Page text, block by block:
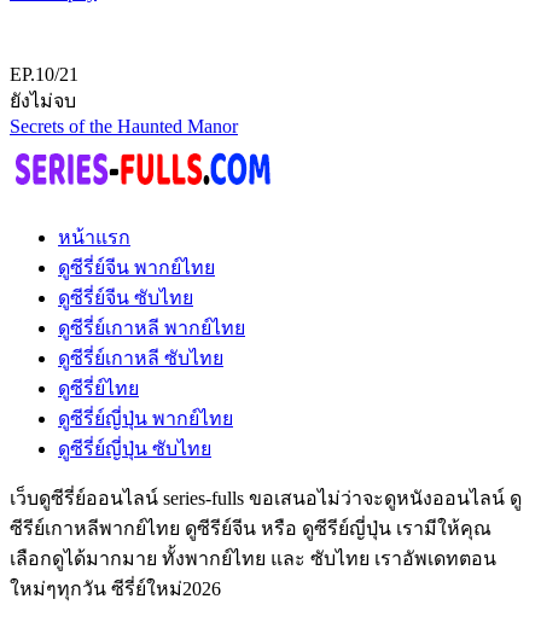
EP.10/21
ยังไม่จบ
Secrets of the Haunted Manor
หน้าแรก
ดูซีรี่ย์จีน พากย์ไทย
ดูซีรี่ย์จีน ซับไทย
ดูซีรี่ย์เกาหลี พากย์ไทย
ดูซีรี่ย์เกาหลี ซับไทย
ดูซีรี่ย์ไทย
ดูซีรี่ย์ญี่ปุ่น พากย์ไทย
ดูซีรี่ย์ญี่ปุ่น ซับไทย
เว็บดูซีรี่ย์ออนไลน์ series-fulls ขอเสนอไม่ว่าจะดูหนังออนไลน์ ดู
ซีรีย์เกาหลีพากย์ไทย ดูซีรีย์จีน หรือ ดูซีรีย์ญี่ปุ่น เรามีให้คุณ
เลือกดูได้มากมาย ทั้งพากย์ไทย และ ซับไทย เราอัพเดทตอน
ใหม่ๆทุกวัน ซีรี่ย์ใหม่2026